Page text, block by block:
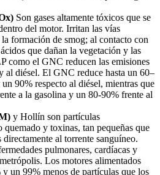
Son gases altamente tóxicos que se
del motor. Irritan las vías
formación de smog; al contacto con
que dañan la vegetación y las
como el GNC reducen las emisiones
al diésel. El GNC reduce hasta un 60–
90% respecto al diésel, mientras que
a la gasolina y un 80-90% frente al
y Hollín son partículas
y toxinas, tan pequeñas que
al torrente sanguíneo.
pulmonares, cardíacas y
Los motores alimentados
un 99% menos de partículas que los